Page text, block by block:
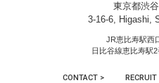
東京都渋
3-16-6, Higashi,
JR恵比寿駅西
日比谷線恵比寿駅
CONTACT > RECRUIT